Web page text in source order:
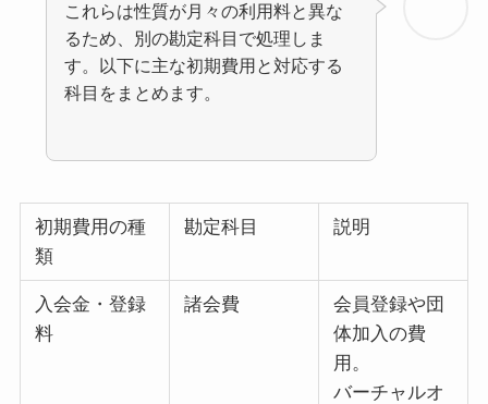
これらは性質が月々の利用料と異な
るため、別の勘定科目で処理しま
す。以下に主な初期費用と対応する
科目をまとめます。
初期費用の種
類
勘定科目 説明
入会金・登録
料
諸会費
会員登録や団
体加入の費
用。
バーチャルオ